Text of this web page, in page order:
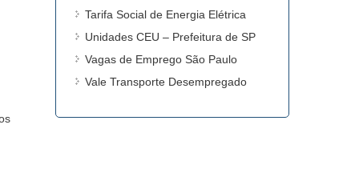
Tarifa Social de Energia Elétrica
Unidades CEU – Prefeitura de SP
Vagas de Emprego São Paulo
Vale Transporte Desempregado